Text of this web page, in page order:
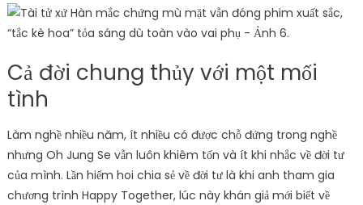
Cả đời chung thủy với một mối
tình
Làm nghề nhiều năm, ít nhiều có được chỗ đứng trong nghề
nhưng Oh Jung Se vẫn luôn khiêm tốn và ít khi nhắc về đời tư
của mình. Lần hiếm hoi chia sẻ về đời tư là khi anh tham gia
chương trình Happy Together, lúc này khán giả mới biết về